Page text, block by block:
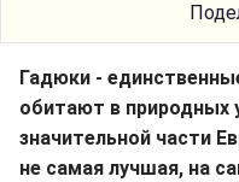
Гадюки -
обитают в природных
значительной части
не самая лучшая, на